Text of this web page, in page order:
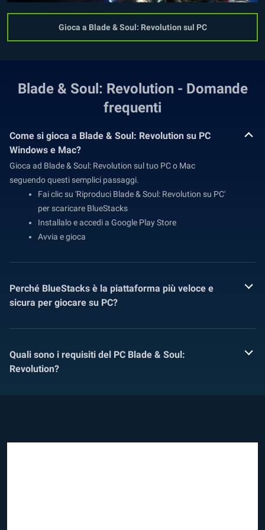
Gioca a Blade & Soul: Revolution sul PC
Blade & Soul: Revolution - Domande
frequenti
Come si gioca a Blade & Soul: Revolution su PC
Windows e Mac?
Gioca ad Blade & Soul: Revolution sul tuo PC o Mac
seguendo questi semplici passaggi.
Fai clic su 'Riproduci Blade & Soul: Revolution su PC'
per scaricare BlueStacks
Installalo e accedi a Google Play Store
Avvia e gioca
Perché BlueStacks è la piattaforma più veloce e
sicura per giocare su PC?
Quali sono i requisiti del PC Blade & Soul:
Revolution?